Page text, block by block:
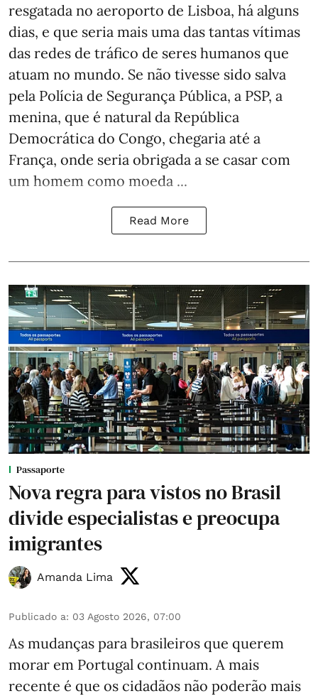
resgatada no aeroporto de Lisboa, há alguns
dias, e que seria mais uma das tantas vítimas
das redes de tráfico de seres humanos que
atuam no mundo. Se não tivesse sido salva
pela Polícia de Segurança Pública, a PSP, a
menina, que é natural da República
Democrática do Congo, chegaria até a
França, onde seria obrigada a se casar com
um homem como moeda ...
Read More
Passaporte
Nova regra para vistos no Brasil
divide especialistas e preocupa
imigrantes
Amanda Lima
Publicado a: 03 Agosto 2026, 07:00
As mudanças para brasileiros que querem
morar em Portugal continuam. A mais
recente é que os cidadãos não poderão mais